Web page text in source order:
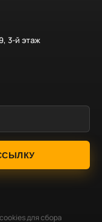
3-й этаж
для сбора